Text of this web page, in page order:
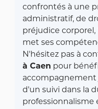
confrontés à une
administratif, de
préjudice
met ses
N'hésitez pas à
à Caen pour
accompagnement
d'un suivi dans la